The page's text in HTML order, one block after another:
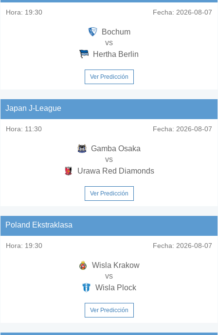
Hora: 19:30 Fecha: 2026-08-07
Bochum
vs
Hertha Berlin
Ver Predicción
Japan J-League
Hora: 11:30 Fecha: 2026-08-07
Gamba Osaka
vs
Urawa Red Diamonds
Ver Predicción
Poland Ekstraklasa
Hora: 19:30 Fecha: 2026-08-07
Wisla Krakow
vs
Wisla Plock
Ver Predicción